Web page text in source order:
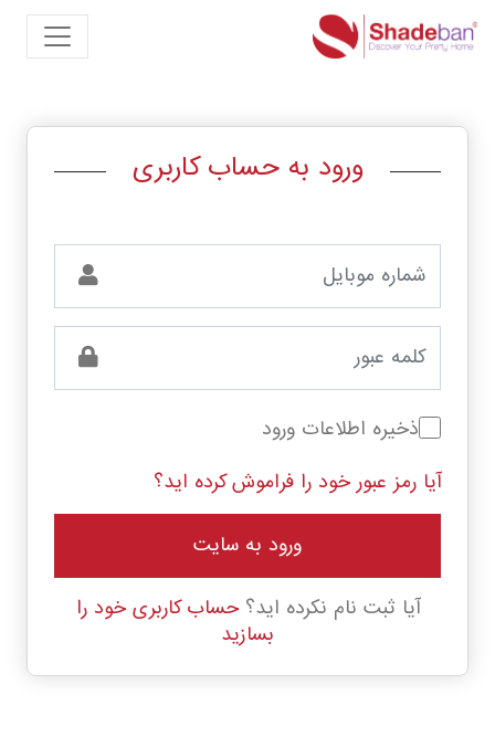
ورود به حساب کاربری
ذخیره اطلاعات ورود
آیا رمز عبور خود را فراموش کرده اید؟
ورود به سایت
آیا ثبت نام نکرده اید؟حساب کاربری خود را
بسازید